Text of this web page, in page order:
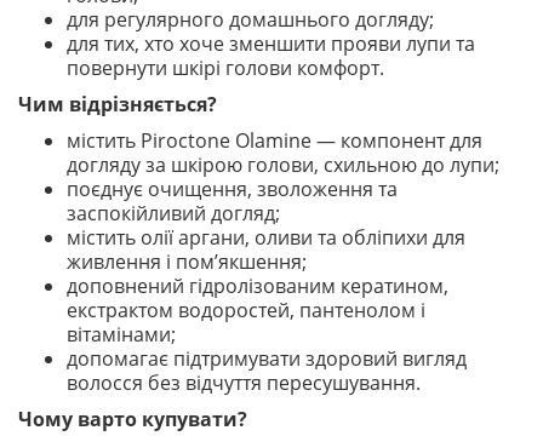
для регулярного домашнього догляду;
для тих, хто хоче зменшити прояви лупи та
повернути шкірі голови комфорт.
Чим відрізняється?
містить Piroctone Olamine — компонент для
догляду за шкірою голови, схильною до лупи;
поєднує очищення, зволоження та
заспокійливий догляд;
містить олії аргани, оливи та обліпихи для
живлення і пом’якшення;
доповнений гідролізованим кератином,
екстрактом водоростей, пантенолом і
вітамінами;
допомагає підтримувати здоровий вигляд
волосся без відчуття пересушування.
Чому варто купувати?